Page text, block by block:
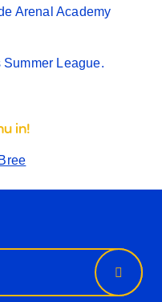
Arenal Academy
League.
in!